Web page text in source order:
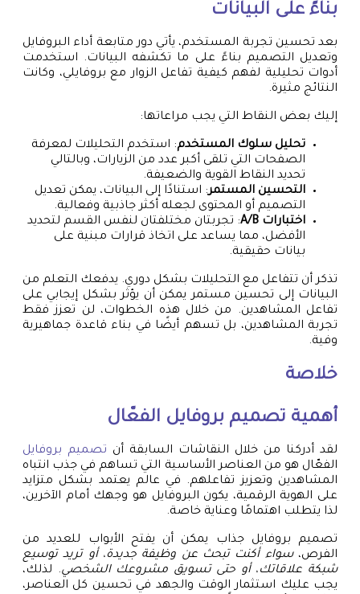
بناءً على البيانات
بعد تحسين تجربة المستخدم، يأتي دور متابعة أداء البروفايل
وتعديل التصميم بناءً على ما تكشفه البيانات. استخدمت
أدوات تحليلية لفهم كيفية تفاعل الزوار مع بروفايلي، وكانت
النتائج مثيرة.
إليك بعض النقاط التي يجب مراعاتها:
تحليل سلوك المستخدم: استخدم التحليلات لمعرفة
الصفحات التي تلقى أكبر عدد من الزيارات، وبالتالي
تحديد النقاط القوية والضعيفة.
التحسين المستمر: استنادًا إلى البيانات، يمكن تعديل
التصميم أو المحتوى لجعله أكثر جاذبية وفعالية.
اختبارات A/B
: تجربتان مختلفتان لنفس القسم لتحديد
الأفضل، مما يساعد على اتخاذ قرارات مبنية على
بيانات حقيقية.
تذكر أن تتفاعل مع التحليلات بشكل دوري. يدفعك التعلم من
البيانات إلى تحسين مستمر يمكن أن يؤثر بشكل إيجابي على
تفاعل المشاهدين. من خلال هذه الخطوات، لن تعزز فقط
تجربة المشاهدين، بل تسهم أيضًا في بناء قاعدة جماهيرية
وفية.
خلاصة
أهمية تصميم بروفايل الفعّال
لقد أدركنا من خلال النقاشات السابقة أن تصميم بروفايل
الفعّال هو من العناصر الأساسية التي تساهم في جذب انتباه
المشاهدين وتعزيز تفاعلهم. في عالم يعتمد بشكل متزايد
على الهوية الرقمية، يكون البروفايل هو وجهك أمام الآخرين،
لذا يتطلب اهتمامًا وعناية خاصة.
تصميم بروفايل جذاب يمكن أن يفتح الأبواب للعديد من
الفرص،سواء أكنت تبحث عن وظيفة جديدة، أو تريد توسيع
شبكة علاقاتك، أو حتى تسويق مشروعك الشخصي. لذلك،
يجب عليك استثمار الوقت والجهد في تحسين كل العناصر،